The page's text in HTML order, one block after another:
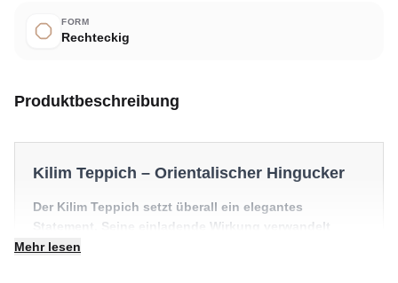
FORM
Rechteckig
Produktbeschreibung
Kilim Teppich – Orientalischer Hingucker
Der Kilim Teppich setzt überall ein elegantes
Statement. Seine einladende Wirkung verwandelt
jeden Raum in etwas Besonderes.
Mehr lesen